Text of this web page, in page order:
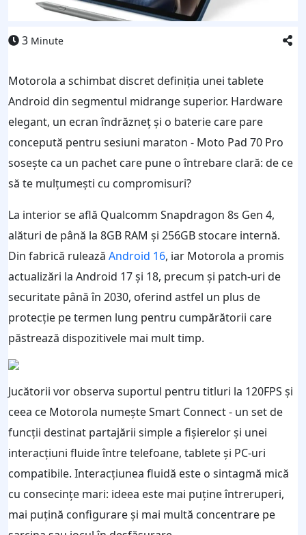
3 Minute
Motorola a schimbat discret definiția unei tablete
Android din segmentul midrange superior. Hardware
elegant, un ecran îndrăzneț și o baterie care pare
concepută pentru sesiuni maraton - Moto Pad 70 Pro
sosește ca un pachet care pune o întrebare clară: de ce
să te mulțumești cu compromisuri?
La interior se află Qualcomm Snapdragon 8s Gen 4,
alături de până la 8GB RAM și 256GB stocare internă.
Din fabrică rulează Android 16, iar Motorola a promis
actualizări la Android 17 și 18, precum și patch-uri de
securitate până în 2030, oferind astfel un plus de
protecție pe termen lung pentru cumpărătorii care
păstrează dispozitivele mai mult timp.
Jucătorii vor observa suportul pentru titluri la 120FPS și
ceea ce Motorola numește Smart Connect - un set de
funcții destinat partajării simple a fișierelor și unei
interacțiuni fluide între telefoane, tablete și PC-uri
compatibile. Interacțiunea fluidă este o sintagmă mică
cu consecințe mari: ideea este mai puține întreruperi,
mai puțină configurare și mai multă concentrare pe